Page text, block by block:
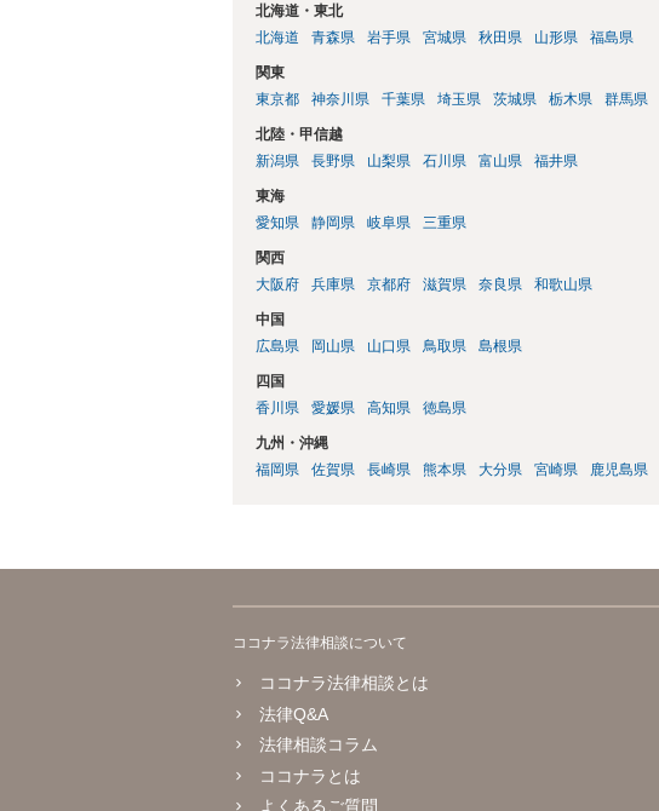
北海道・東北
北海道
青森県 岩手県 宮城県 秋田県 山形県 福島県
関東
東京都
神奈川県 千葉県 埼玉県 茨城県 栃木県 群馬県
北陸・甲信越
新潟県
長野県 山梨県 石川県 富山県 福井県
東海
愛知県
静岡県 岐阜県 三重県
関西
大阪府
兵庫県 京都府 滋賀県 奈良県 和歌山県
中国
広島県
岡山県 山口県 鳥取県 島根県
四国
香川県
愛媛県 高知県 徳島県
九州・沖縄
福岡県
佐賀県 長崎県 熊本県 大分県 宮崎県 鹿児島県
ココナラ法律相談について
ココナラ法律相談とは
法律Q&A
法律相談コラム
ココナラとは
よくあるご質問